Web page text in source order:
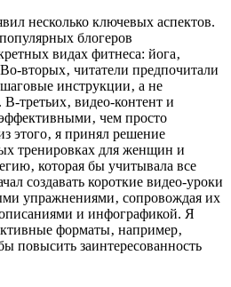
несколько ключевых аспектов.
блогеров
видах фитнеса: йога‚
вторых‚ читатели предпочитали
инструкции‚ а не
третьих‚ видео-контент и
чем просто
этого‚ я принял решение
тренировках для женщин и
которая бы учитывала все
создавать короткие видео-уроки
упражнениями‚ сопровождая их
и инфографикой. Я
форматы‚ например‚
повысить заинтересованность